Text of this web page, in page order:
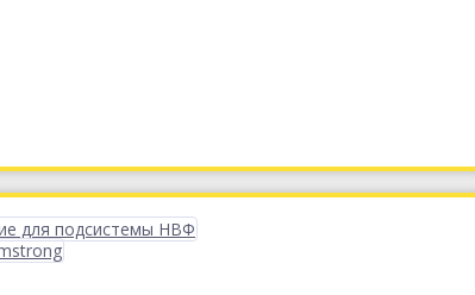
для подсистемы НВФ